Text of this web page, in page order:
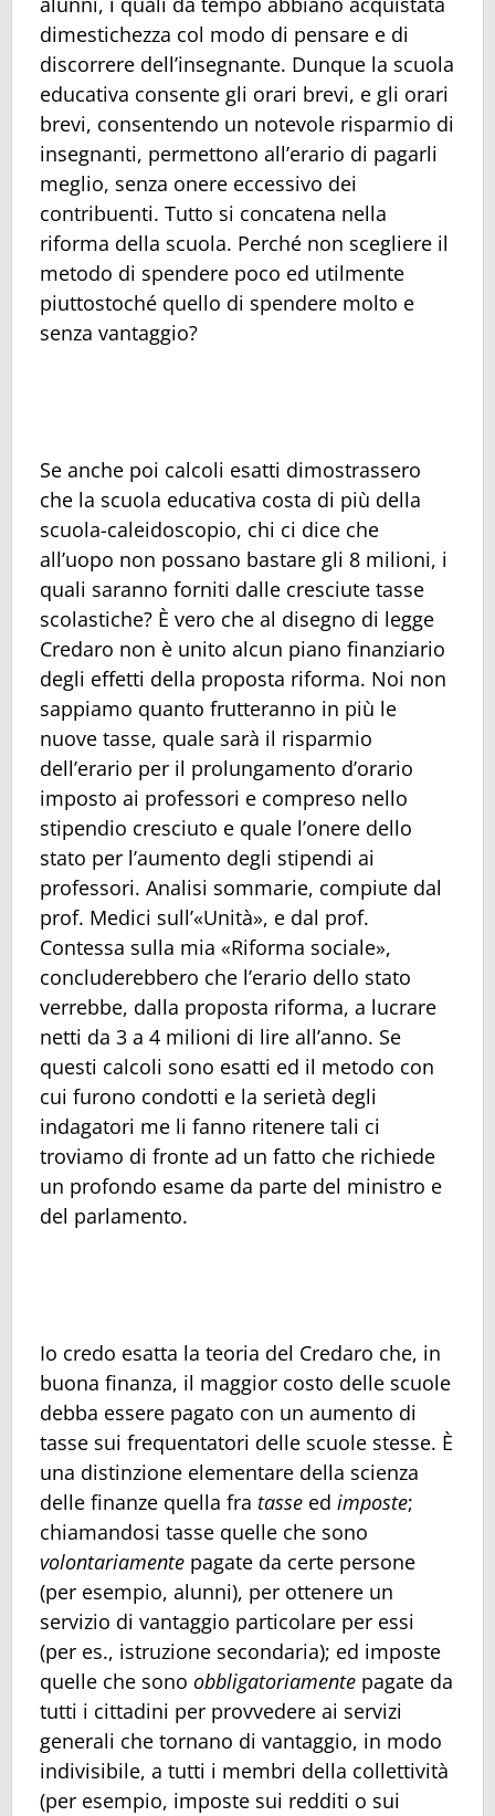
dimestichezza col modo di pensare e di
discorrere dell’insegnante. Dunque la scuola
educativa consente gli orari brevi, e gli orari
brevi, consentendo un notevole risparmio di
insegnanti, permettono all’erario di pagarli
meglio, senza onere eccessivo dei
contribuenti. Tutto si concatena nella
riforma della scuola. Perché non scegliere il
metodo di spendere poco ed utilmente
piuttostoché quello di spendere molto e
senza vantaggio?
Se anche poi calcoli esatti dimostrassero
che la scuola educativa costa di più della
scuola-caleidoscopio, chi ci dice che
all’uopo non possano bastare gli 8 milioni, i
quali saranno forniti dalle cresciute tasse
scolastiche? È vero che al disegno di legge
Credaro non è unito alcun piano finanziario
degli effetti della proposta riforma. Noi non
sappiamo quanto frutteranno in più le
nuove tasse, quale sarà il risparmio
dell’erario per il prolungamento d’orario
imposto ai professori e compreso nello
stipendio cresciuto e quale l’onere dello
stato per l’aumento degli stipendi ai
professori. Analisi sommarie, compiute dal
prof. Medici sull’«Unità», e dal prof.
Contessa sulla mia «Riforma sociale»,
concluderebbero che l’erario dello stato
verrebbe, dalla proposta riforma, a lucrare
netti da 3 a 4 milioni di lire all’anno. Se
questi calcoli sono esatti ed il metodo con
cui furono condotti e la serietà degli
indagatori me li fanno ritenere tali ci
troviamo di fronte ad un fatto che richiede
un profondo esame da parte del ministro e
del parlamento.
Io credo esatta la teoria del Credaro che, in
buona finanza, il maggior costo delle scuole
debba essere pagato con un aumento di
tasse sui frequentatori delle scuole stesse. È
una distinzione elementare della scienza
delle finanze quella fra tasse ed imposte;
chiamandosi tasse quelle che sono
volontariamente pagate da certe persone
(per esempio, alunni), per ottenere un
servizio di vantaggio particolare per essi
(per es., istruzione secondaria); ed imposte
quelle che sono obbligatoriamente pagate da
tutti i cittadini per provvedere ai servizi
generali che tornano di vantaggio, in modo
indivisibile, a tutti i membri della collettività
(per esempio, imposte sui redditi o sui